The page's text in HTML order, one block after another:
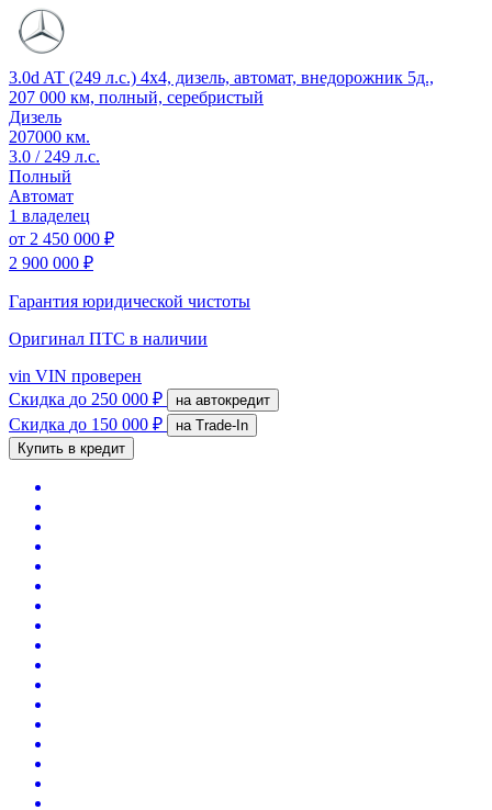
3.0d AT (249 л.с.) 4x4, дизель, автомат, внедорожник 5д.,
207 000 км, полный, серебристый
Дизель
207000 км.
3.0 / 249 л.с.
Полный
Автомат
1 владелец
от 2 450 000 ₽
2 900 000 ₽
Гарантия юридической чистоты
Оригинал ПТС в наличии
vin VIN проверен
Скидка до 250 000 ₽ на автокредит
Скидка до 150 000 ₽
на Trade-In
Купить в кредит